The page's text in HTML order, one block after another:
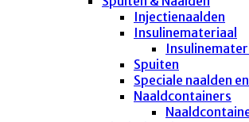
Injectienaalden
Insulinemateriaal
Spuiten
Speciale naalden
Naaldcontainers